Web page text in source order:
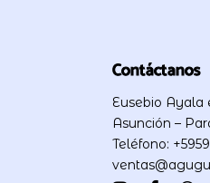
Contáctanos
Eusebio Ayala
Asunción –
Teléfono: